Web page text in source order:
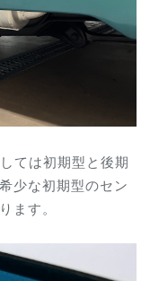
ては初期型と後期
少な初期型のセン
ます。